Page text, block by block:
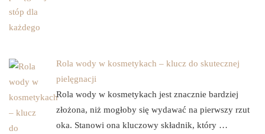
Rola wody w kosmetykach – klucz do skutecznej
pielęgnacji
Rola wody w kosmetykach jest znacznie bardziej
złożona, niż mogłoby się wydawać na pierwszy rzut
oka. Stanowi ona kluczowy składnik, który …